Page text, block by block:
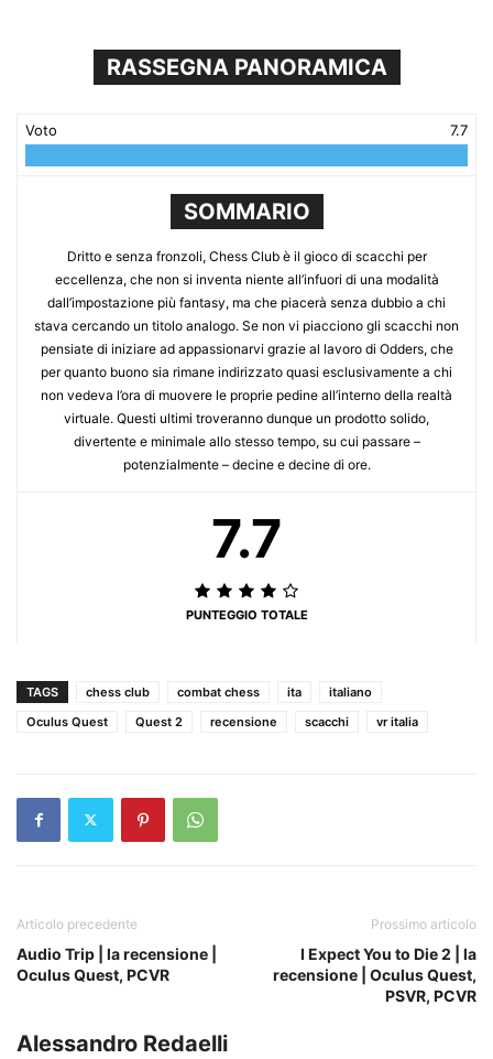
RASSEGNA PANORAMICA
Voto 7.7
SOMMARIO
Dritto e senza fronzoli, Chess Club è il gioco di scacchi per
eccellenza, che non si inventa niente all’infuori di una modalità
dall’impostazione più fantasy, ma che piacerà senza dubbio a chi
stava cercando un titolo analogo. Se non vi piacciono gli scacchi non
pensiate di iniziare ad appassionarvi grazie al lavoro di Odders, che
per quanto buono sia rimane indirizzato quasi esclusivamente a chi
non vedeva l’ora di muovere le proprie pedine all’interno della realtà
virtuale. Questi ultimi troveranno dunque un prodotto solido,
divertente e minimale allo stesso tempo, su cui passare –
potenzialmente – decine e decine di ore.
7.7
PUNTEGGIO TOTALE
TAGS chess club combat chess ita
italiano
Oculus Quest
Quest 2 recensione scacchi vr italia
Articolo precedente
Audio Trip | la recensione |
Oculus Quest, PCVR
Prossimo articolo
I Expect You to Die 2 | la
recensione | Oculus Quest,
PSVR, PCVR
Alessandro Redaelli